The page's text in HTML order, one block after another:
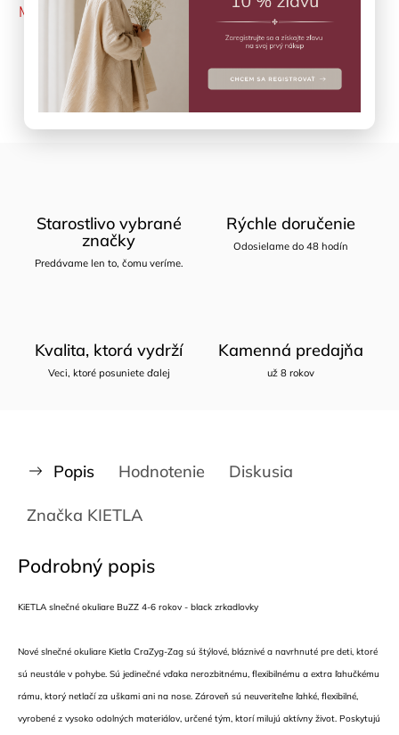
MOMENTÁLNE NEDOSTUPNÉ
Opýtať sa
Starostlivo vybrané
značky
Predávame len to, čomu veríme.
Rýchle doručenie
Odosielame do 48 hodín
Kvalita, ktorá vydrží
Veci, ktoré posuniete ďalej
Kamenná predajňa
už 8 rokov
Popis Hodnotenie Diskusia
Značka KIETLA
Podrobný popis
KiETLA slnečné okuliare BuZZ 4-6 rokov - black zrkadlovky
Nové slnečné okuliare Kietla CraZyg-Zag sú štýlové, bláznivé a navrhnuté pre deti, ktoré
sú neustále v pohybe. Sú jedinečné vďaka nerozbitnému, flexibilnému a extra ľahučkému
rámu, ktorý netlačí za uškami ani na nose. Zároveň sú neuveriteľne ľahké, flexibilné,
vyrobené z vysoko odolných materiálov, určené tým, ktorí milujú aktívny život. Poskytujú